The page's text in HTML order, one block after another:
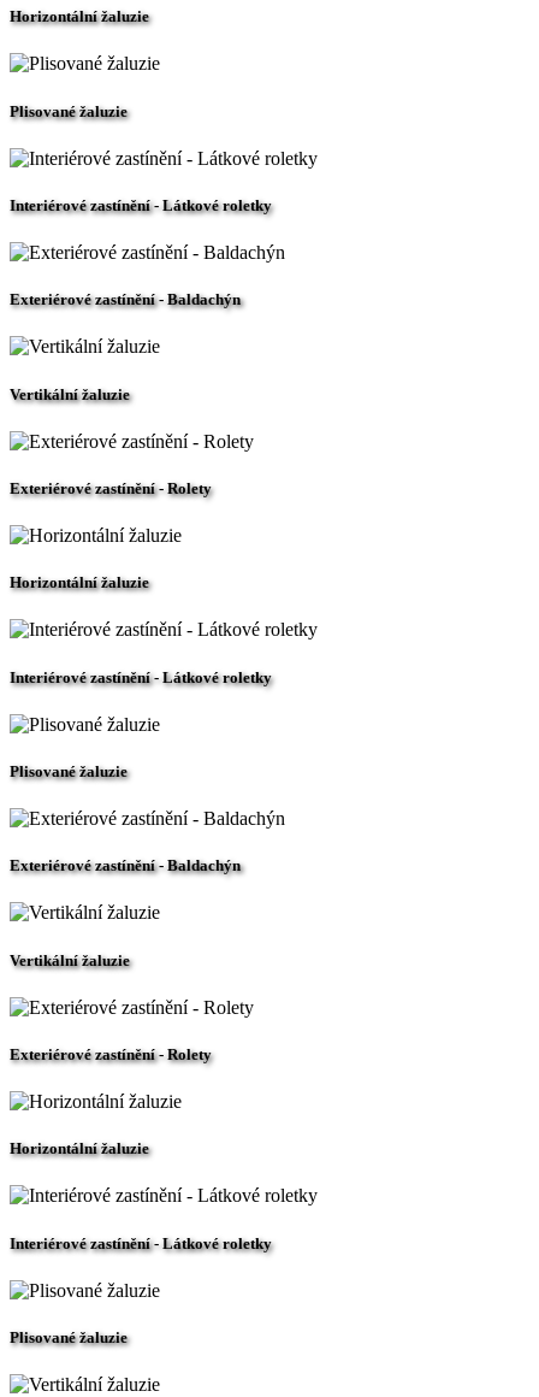
Horizontální žaluzie
Plisované žaluzie
Interiérové zastínění - Látkové roletky
Exteriérové zastínění - Baldachýn
Vertikální žaluzie
Exteriérové zastínění - Rolety
Horizontální žaluzie
Interiérové zastínění - Látkové roletky
Plisované žaluzie
Exteriérové zastínění - Baldachýn
Vertikální žaluzie
Exteriérové zastínění - Rolety
Horizontální žaluzie
Interiérové zastínění - Látkové roletky
Plisované žaluzie